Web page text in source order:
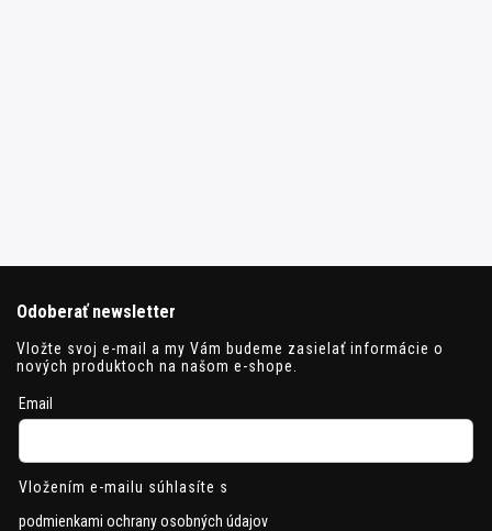
Odoberať newsletter
Vložte svoj e-mail a my Vám budeme zasielať informácie o
nových produktoch na našom e-shope.
Email
Vložením e-mailu súhlasíte s
podmienkami ochrany osobných údajov